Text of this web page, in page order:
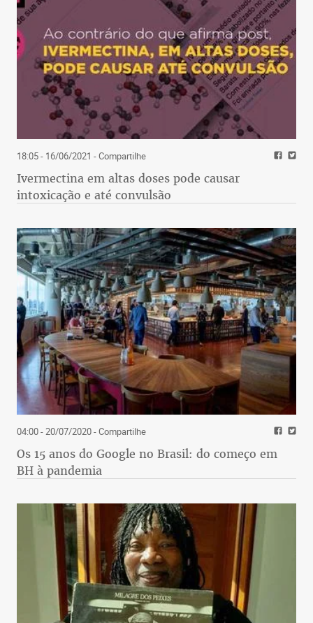
18:05 - 16/06/2021 - Compartilhe
Ivermectina em altas doses pode causar
intoxicação e até convulsão
04:00 - 20/07/2020- Compartilhe
Os 15 anos do Google no Brasil: do começo em
BH à pandemia